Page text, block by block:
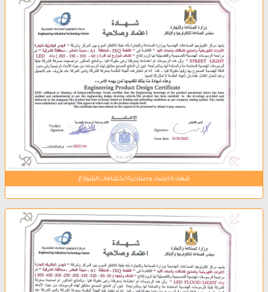
شهادة اعتماد وصلاحية لكشافات الشوارع